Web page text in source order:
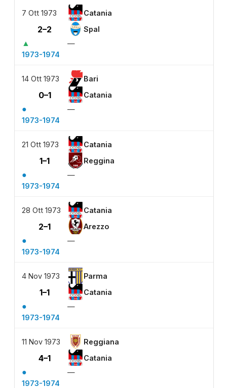
7 Ott 1973 Catania
2–2 Spal
▲
—
1973-1974
14 Ott 1973 Bari
0–1 Catania
●
—
1973-1974
21 Ott 1973 Catania
1–1 Reggina
●
—
1973-1974
28 Ott 1973 Catania
2–1 Arezzo
●
—
1973-1974
4 Nov 1973 Parma
1–1 Catania
●
—
1973-1974
11 Nov 1973 Reggiana
4–1 Catania
●
—
1973-1974